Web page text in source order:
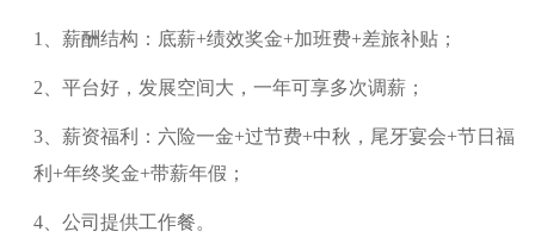
1 薪酬结构：底薪+绩效奖金+加班费+差旅补贴；
2 平台好，发展空间大，一年可享多次调薪；
3、 薪资福利：六险一金+过节费+中秋，尾牙宴会+节日福
利+年终奖金+带薪年假；
4、 公司提供工作餐。